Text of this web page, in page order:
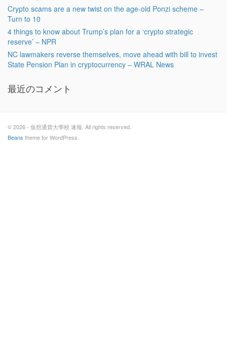
Crypto scams are a new twist on the age-old Ponzi scheme –
Turn to 10
4 things to know about Trump’s plan for a ‘crypto strategic
reserve’ – NPR
NC lawmakers reverse themselves, move ahead with bill to invest
State Pension Plan in cryptocurrency – WRAL News
最近のコメント
© 2026 - 仮想通貨大學校 速報. All rights reserved.
Beans theme for WordPress.